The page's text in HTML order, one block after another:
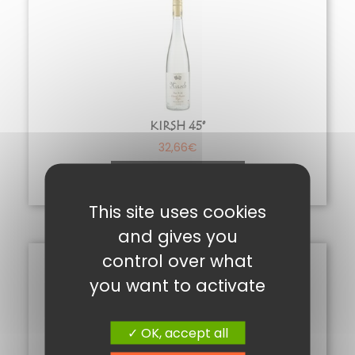
KIRSH 45°
32,66€
This site uses cookies
and gives you
control over what
you want to activate
OK, accept all